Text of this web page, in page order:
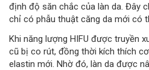
định độ săn chắc của làn da. Đây
chỉ có phẫu thuật căng da mới có
Khi năng lượng HIFU được truyền
cũ bị co rút, đồng thời kích thích
elastin mới. Nhờ đó, làn da được